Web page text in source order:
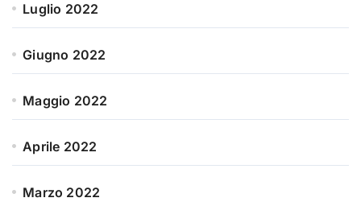
Luglio 2022
Giugno 2022
Maggio 2022
Aprile 2022
Marzo 2022